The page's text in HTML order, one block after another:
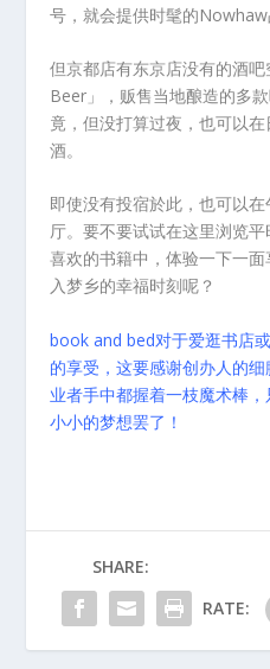
号，就会提供时髦的Nowhaw
但京都店有东京店没有的酒
Beer」，贩售当地酿造的多
竟，但没打算过夜，也可以
酒。
即使没有投宿於此，也可以
厅。要不要试试在这里浏览
喜欢的书籍中，体验一下一
入梦乡的幸福时刻呢？
book and bed对于爱逛书店
的享受，这要感谢创办人的
业者手中都握着一枝魔术棒
小小的梦想罢了！
SHARE:
RATE: